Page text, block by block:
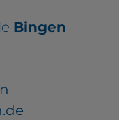
Bingen